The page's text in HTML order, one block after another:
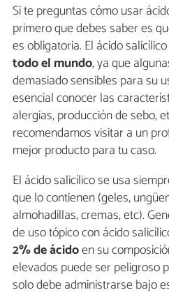
Si te preguntas cómo usar
primero que debes saber es
es obligatoria. El ácido salicílico
todo el mundo, ya que
demasiado sensibles para su
esencial conocer las
alergias, producción de sebo,
recomendamos visitar a un
mejor producto para tu caso.
El ácido salicílico se usa
que lo contienen (geles,
almohadillas, cremas, etc).
de uso tópico con ácido
2% de ácidoen su
elevados puede ser peligroso
solo debe administrarse bajo